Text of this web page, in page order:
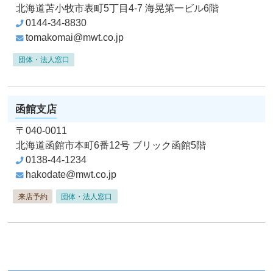
北海道苫小牧市表町5丁目4-7 海晃第一ビル6階
0144-34-8830
tomakomai@mwt.co.jp
団体・法人窓口
函館支店
〒040-0011
北海道函館市本町6番12号ブリック函館5階
0138-44-1234
hakodate@mwt.co.jp
来店予約 団体・法人窓口